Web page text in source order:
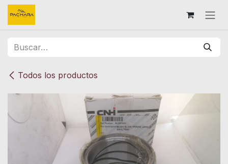
Ir al contenido
Todos los productos